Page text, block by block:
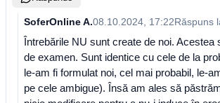
SoferOnline A.08.10.2024, 17:22Răspuns
Întrebările NU sunt create de noi. Acestea
de examen. Sunt identice cu cele de la
le-am fi formulat noi, cel mai probabil, le-
pe cele ambigue). Însă am ales să